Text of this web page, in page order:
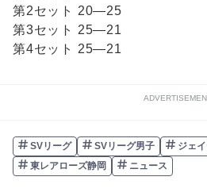
第2セット 20―25
第3セット 25―21
第4セット 25―21
SVリーグ SVリーグ男子
ジェ
東レアローズ静岡
ニュース